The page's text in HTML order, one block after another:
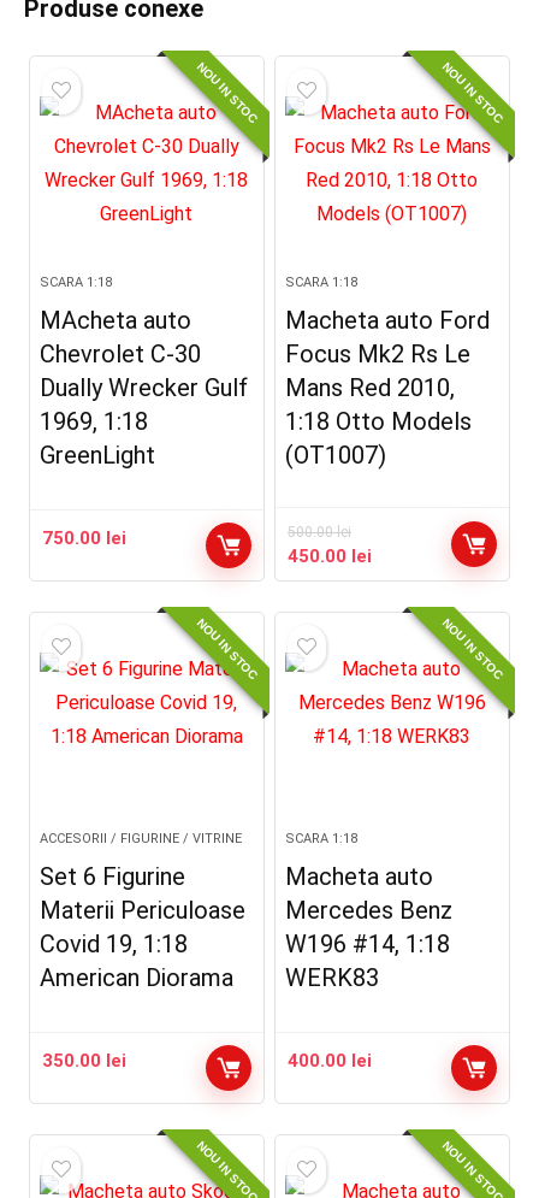
Produse conexe
NOU IN STOC
SCARA 1:18
MAcheta auto
Chevrolet C-30
Dually Wrecker Gulf
1969, 1:18
GreenLight
750.00 lei
NOU IN STOC
SCARA 1:18
Macheta auto Ford
Focus Mk2 Rs Le
Mans Red 2010,
1:18 Otto Models
(OT1007)
500.00lei
Prețul
inițial
500.00 lei.
450.00 lei
curent
este:
450.00 lei.
NOU IN STOC
ACCESORII / FIGURINE / VITRINE
Set 6 Figurine
Materii Periculoase
Covid 19, 1:18
American Diorama
350.00 lei
NOU IN STOC
SCARA 1:18
Macheta auto
Mercedes Benz
W196 #14, 1:18
WERK83
400.00 lei
NOU IN STOC NOU IN STOC